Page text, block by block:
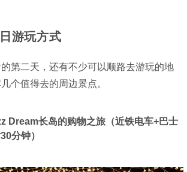
游玩方式
第二天，还有不少可以顺路去游玩的地
个值得去的周边景点。
Dream长岛的购物之旅（近铁电车+巴士
分钟）